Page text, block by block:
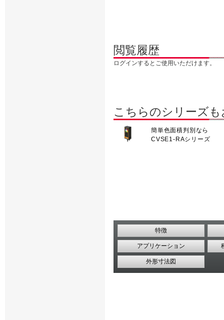
閲覧履歴
ログインするとご使用いただけます。
こちらのシリーズ
簡単色面積判別なら
CVSE1-RAシリーズ
特徴
アプリケーション
外形寸法図